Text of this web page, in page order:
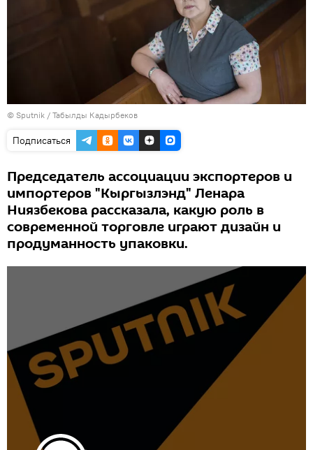
© Sputnik / Табылды Кадырбеков
Подписаться
Председатель ассоциации экспортеров и
импортеров "Кыргызлэнд" Ленара
Ниязбекова рассказала, какую роль в
современной торговле играют дизайн и
продуманность упаковки.